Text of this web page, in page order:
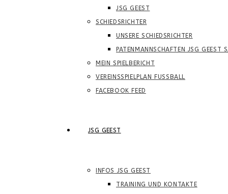
JSG GEEST
SCHIEDSRICHTER
UNSERE SCHIEDSRICHTER
PATENMANNSCHAFTEN JSG
MEIN SPIELBERICHT
VEREINSSPIELPLAN FUSSBALL
FACEBOOK FEED
JSG GEEST
INFOS JSG GEEST
TRAINING UND KONTAKTE